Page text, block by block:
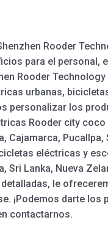
Rooder
para el personal,
Rooder
urbanas,
personalizar los
Rooder city coco
Cajamarca,
eléctricas y
Lanka, Nueva
le
¡Podemos darte
contactarnos.